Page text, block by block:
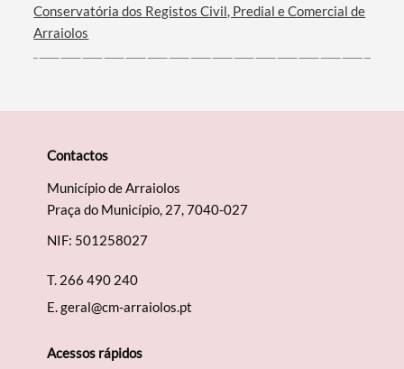
Conservatória dos Registos Civil, Predial e Comercial de
Arraiolos
Contactos
Município de Arraiolos
Praça do Município, 27, 7040-027
NIF: 501258027
T. 266 490 240
E.geral@cm-arraiolos.pt
Acessos rápidos